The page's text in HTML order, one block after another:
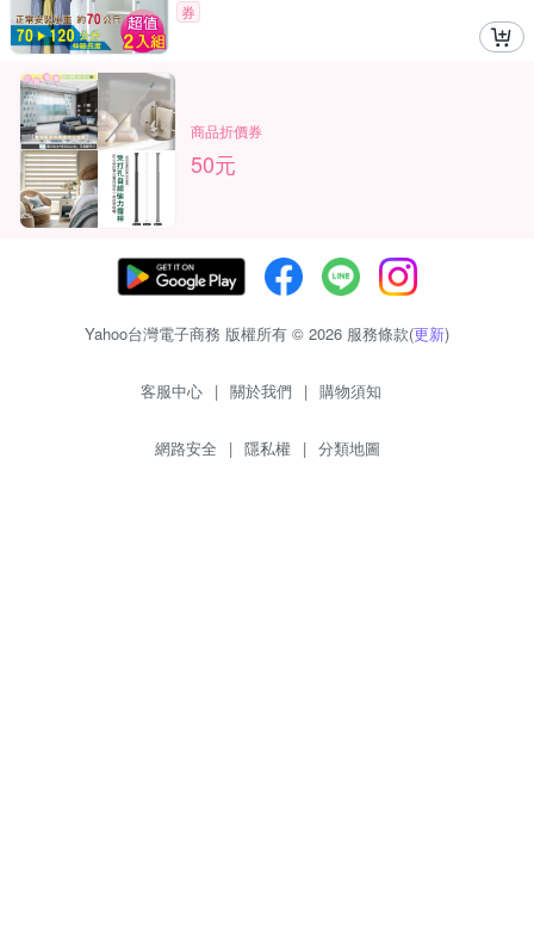
券
商品折價券
50元
Yahoo台灣電子商務 版權所有 © 2026 服務條款(更新)
客服中心 | 關於我們 | 購物須知
網路安全 | 隱私權 | 分類地圖